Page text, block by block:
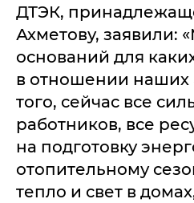
ДТЭК,
Ахметову, заявили:
оснований для
в отношении наших
того, сейчас все
работников, все
на подготовку
отопительному
тепло и свет в